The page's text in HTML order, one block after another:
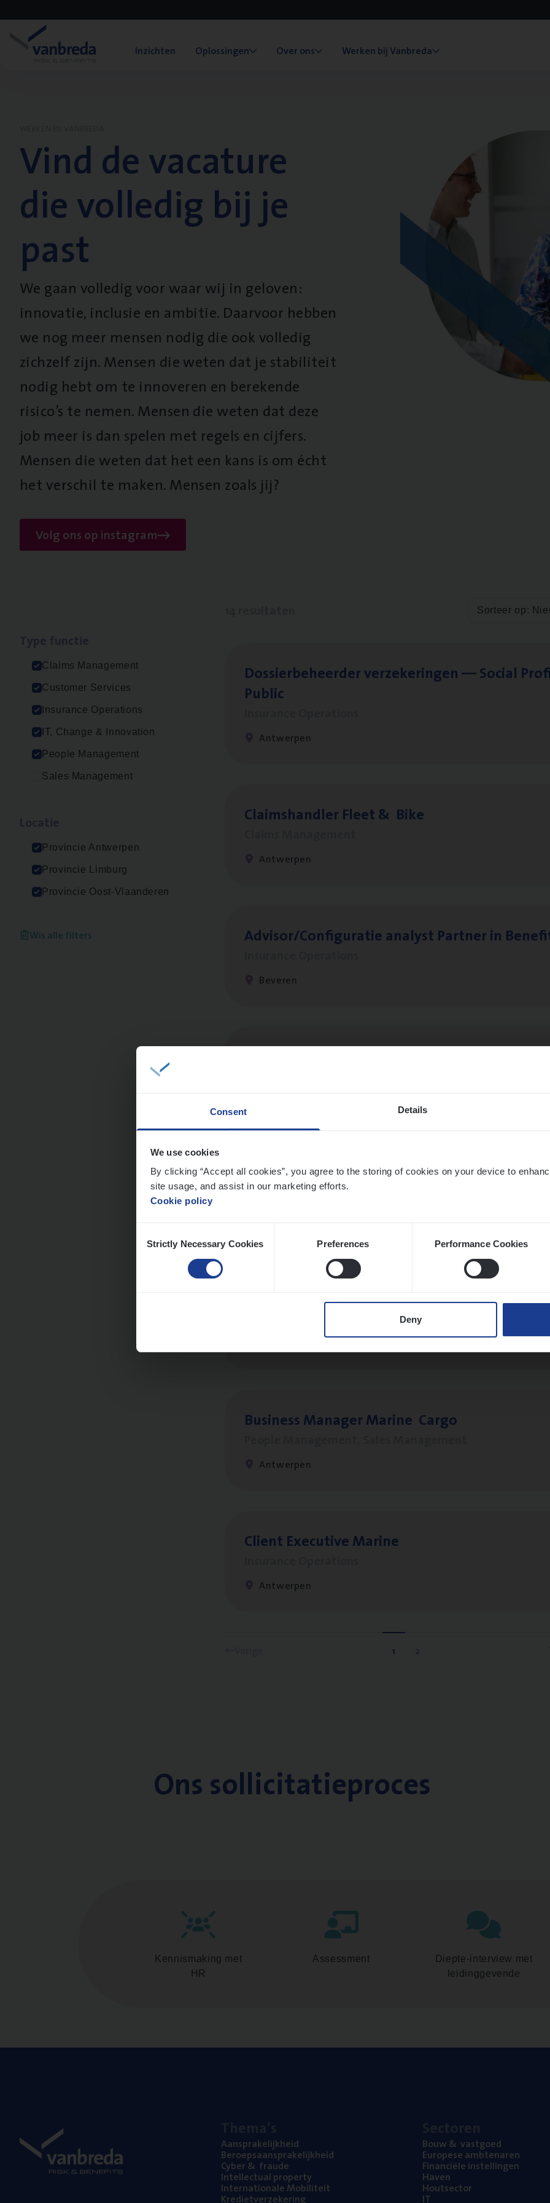
Consent Details
We use cookies
By clicking “Accept all cookies”, you agree to the storing of cookies on your device to
site usage, and assist in our marketing efforts.
Cookie policy
Selection
Strictly Necessary Cookies Preferences Performance Cookies
Deny
Inzichten Oplossingen Over ons Werken bij Vanbreda
Vind de vacature
die volledig bij je
past
We gaan volledig voor waar wij in geloven:
innovatie, inclusie en ambitie. Daarvoor hebben
we nog meer mensen nodig die ook volledig
zichzelf zijn. Mensen die weten dat je stabiliteit
nodig hebt om te innoveren en berekende
risico’s te nemen. Mensen die weten dat deze
job meer is dan spelen met regels en cijfers.
Mensen die weten dat het een kans is om écht
het verschil te maken. Mensen zoals jij?
Volg ons op instagram
Claims Management
Customer Services
Insurance Operations
IT, Change & Innovation
People Management
Sales Management
Provincie Antwerpen
Provincie Limburg
Provincie Oost-Vlaanderen
Wis alle filters
Sorteer op:
Dos­sier­be­heer­der ver­ze­ke­rin­gen — Soci­al
Public
Antwerpen
Claims­hand­ler Fleet& Bike
Antwerpen
Advisor/​Configuratie ana­lyst Part­ner in
Beveren
Cus­to­mer Care Expert
Customer Services
Scha­de Expert Fleet
Busi­ness Mana­ger Mari­ne Cargo
Antwerpen
Client Exe­cu­ti­ve Marine
Antwerpen
1 2
Ons sollicitatieproces
Kennismaking met
HR
Assessment
Diepte-interview met
leidinggevende
Aan­spra­ke­lijk­heid
Beroeps­aan­spra­ke­lijk­heid
Cyber& fraude
Intel­lec­tu­al property
Inter­na­ti­o­na­le Mobiliteit
Kre­diet­ver­ze­ke­ring
Bouw& vastgoed
Euro­pe­se ambtenaren
Finan­ci­ë­le instellingen
Haven
Hout­sec­tor
IT